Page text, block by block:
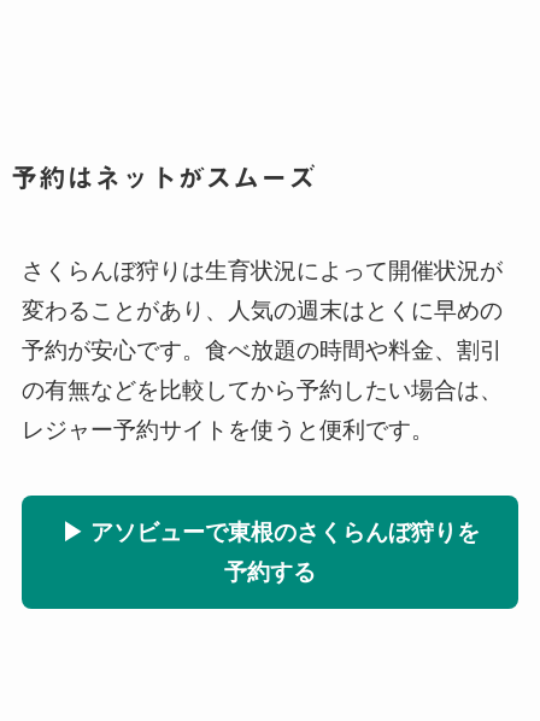
予約はネットがスムーズ
さくらんぼ狩りは生育状況によって開催状況が
変わることがあり、人気の週末はとくに早めの
予約が安心です。食べ放題の時間や料金、割引
の有無などを比較してから予約したい場合は、
レジャー予約サイトを使うと便利です。
▶ アソビューで東根のさくらんぼ狩りを
予約する